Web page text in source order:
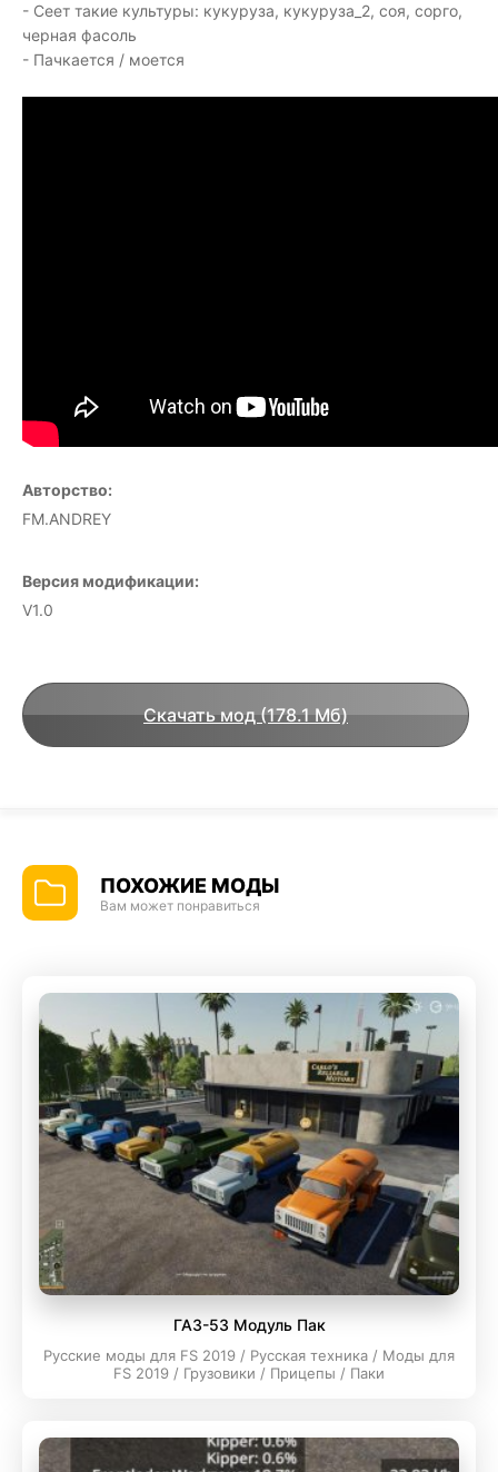
- Сеет такие культуры: кукуруза, кукуруза_2, соя, сорго,
черная фасоль
- Пачкается / моется
Авторство:
FM.ANDREY
Версия модификации:
V1.0
Скачать мод (178.1 Мб)
ПОХОЖИЕ МОДЫ
Вам может понравиться
ГАЗ-53 Модуль Пак
Русские моды для FS 2019 / Русская техника / Моды для
FS 2019 / Грузовики / Прицепы / Паки